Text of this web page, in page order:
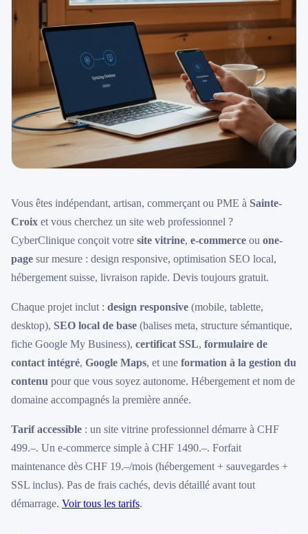
Vous êtes indépendant, artisan, commerçant ou PME à Sainte-
Croix et vous cherchez un site web professionnel ?
CyberClinique conçoit votre site vitrine, e-commerce ou one-
page sur mesure : design responsive, optimisation SEO local,
hébergement suisse, livraison rapide. Devis toujours gratuit.
Chaque projet inclut : design responsive (mobile, tablette,
desktop), SEO local de base (balises meta, structure sémantique,
fiche Google My Business), certificat SSL, formulaire de
contact intégré, Google Maps, et une formation à la gestion du
contenu pour que vous soyez autonome. Hébergement et nom de
domaine accompagnés la première année.
Tarif accessible : un site vitrine professionnel démarre à CHF
499.–. Un e-commerce simple à CHF 1490.–. Forfait
maintenance dès CHF 19.–/mois (hébergement + sauvegardes +
SSL inclus). Pas de frais cachés, devis détaillé avant tout
démarrage. Voir tous les tarifs.